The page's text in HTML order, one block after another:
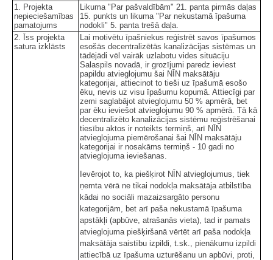
1. Projekta
nepieciešamības
pamatojums
Likuma "Par pašvaldībām" 21. panta pirmās daļas
15. punkts un likuma "Par nekustamā īpašuma
nodokli" 5. panta trešā daļa.
2. Īss projekta
satura izklāsts
Lai motivētu īpašniekus reģistrēt savos īpašumos
esošās decentralizētās kanalizācijas sistēmas un
tādējādi vēl vairāk uzlabotu vides situāciju
Salaspils novadā, ir grozījumi paredz ieviest
papildu atvieglojumu šai NĪN maksātāju
kategorijai, attiecinot to tieši uz īpašumā esošo
ēku, nevis uz visu īpašumu kopumā. Attiecīgi par
zemi saglabājot atvieglojumu 50 % apmērā, bet
par ēku ieviešot atvieglojumu 90 % apmērā. Tā kā
decentralizēto kanalizācijas sistēmu reģistrēšanai
tiesību aktos ir noteikts termiņš, arī NĪN
atvieglojuma piemērošanai šai NĪN maksātāju
kategorijai ir nosakāms termiņš - 10 gadi no
atvieglojuma ieviešanas.
Ievērojot to, ka piešķirot NĪN atvieglojumus, tiek
ņemta vērā ne tikai nodokļa maksātāja atbilstība
kādai no sociāli mazaizsargāto personu
kategorijām, bet arī paša nekustamā īpašuma
apstākļi (apbūve, atrašanās vieta), tad ir pamats
atvieglojuma piešķiršanā vērtēt arī paša nodokļa
maksātāja saistību izpildi, t.sk., pienākumu izpildi
attiecībā uz īpašuma uzturēšanu un apbūvi, proti,